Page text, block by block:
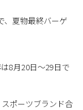
、夏物最終バーゲ
8月20日～29日で
ポーツブランド合